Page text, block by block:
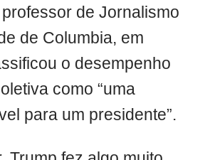
de Jornalismo
de Columbia, em
o desempenho
como “uma
para um presidente”.